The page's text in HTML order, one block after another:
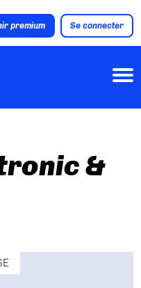
premium Se connecter
&